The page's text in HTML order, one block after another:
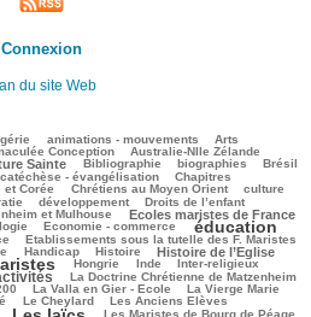
Connexion
du site Web
animations - mouvements Arts
Conception
Australie-Nlle Zélande
Sainte Bibliographie biographies Brésil
catéchèse - évangélisation Chapitres
et Corée Chrétiens au Moyen Orient culture
développement Droits de l’enfant
et Mulhouse Ecoles maristes de France
Economie - commerce éducation
Etablissements sous la tutelle des F. Maristes
Handicap Histoire Histoire de l’Eglise
Hongrie Inde Inter-religieux
La Doctrine Chrétienne de Matzenheim
La Valla en Gier - Ecole La Vierge Marie
Le Cheylard Les Anciens Elèves
Les Maristes de Bourg de Péage